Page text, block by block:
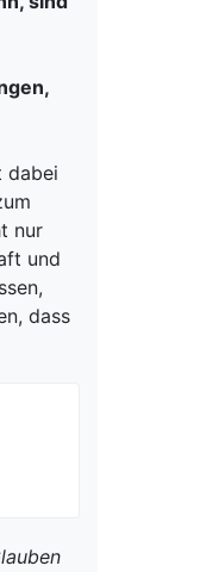
dabei
nur
und
dass